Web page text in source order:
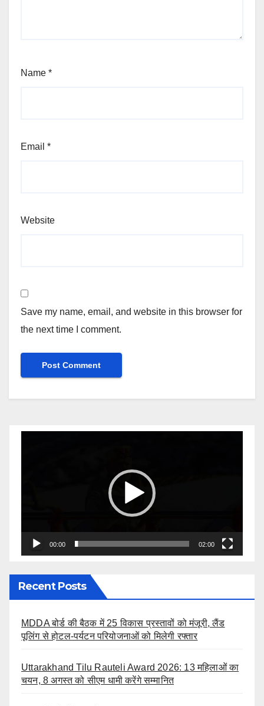
Name *
Email *
Website
Save my name, email, and website in this browser for
the next time I comment.
00:00 02:00
Recent Posts
MDDA बोर्ड की बैठक में 25 विकास प्रस्तावों को मंजूरी, लैंड
पूलिंग से होटल-पर्यटन परियोजनाओं को मिलेगी रफ्तार
Uttarakhand Tilu Rauteli Award 2026: 13 महिलाओं का
चयन, 8 अगस्त को सीएम धामी करेंगे सम्मानित